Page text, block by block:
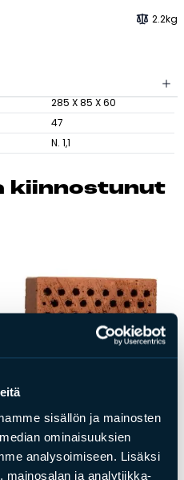
sisällön ja mainosten
ominaisuuksien
analysoimiseen. Lisäksi
mainosalan ja analytiikka-
2.2kg
285 X 85 X 60
47
N. 1,1
kiin­nos­tu­nut
Tiilet